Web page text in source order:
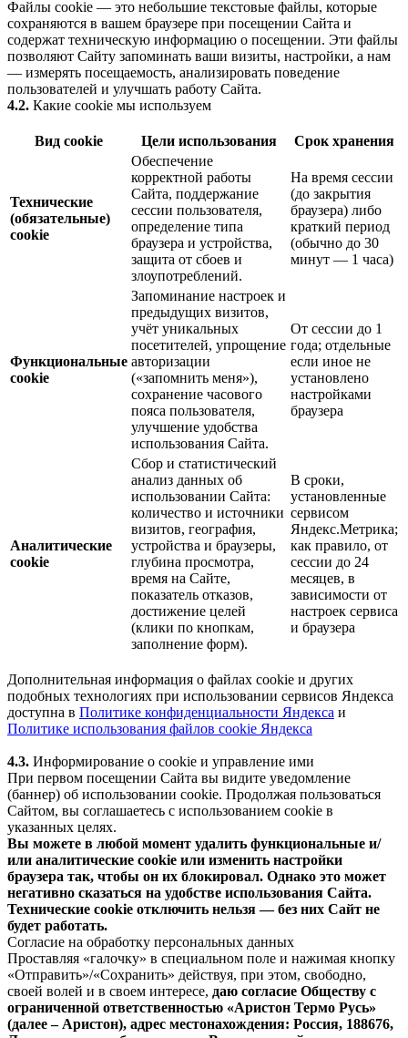
Файлы cookie — это небольшие текстовые файлы, которые
сохраняются в вашем браузере при посещении Сайта и
содержат техническую информацию о посещении. Эти файлы
позволяют Сайту запоминать ваши визиты, настройки, а нам
— измерять посещаемость, анализировать поведение
пользователей и улучшать работу Сайта.
4.2. Какие cookie мы используем
Вид cookie Цели использования Срок хранения
Технические
(обязательные)
cookie
Обеспечение
корректной работы
Сайта, поддержание
сессии пользователя,
определение типа
браузера и устройства,
защита от сбоев и
злоупотреблений.
На время сессии
(до закрытия
браузера) либо
краткий период
(обычно до 30
минут — 1 часа)
Функциональные
cookie
Запоминание настроек и
предыдущих визитов,
учёт уникальных
посетителей, упрощение
авторизации
(«запомнить меня»),
сохранение часового
пояса пользователя,
улучшение удобства
использования Сайта.
От сессии до 1
года; отдельные
если иное не
установлено
настройками
браузера
Аналитические
cookie
Сбор и статистический
анализ данных об
использовании Сайта:
количество и источники
визитов, география,
устройства и браузеры,
глубина просмотра,
время на Сайте,
показатель отказов,
достижение целей
(клики по кнопкам,
заполнение форм).
В сроки,
установленные
сервисом
Яндекс.Метрика;
как правило, от
сессии до 24
месяцев, в
зависимости от
настроек сервиса
и браузера
Дополнительная информация о файлах cookie и других
подобных технологиях при использовании сервисов Яндекса
доступна в Политике конфиденциальности Яндекса и
Политике использования файлов cookie Яндекса
4.3. Информирование о cookie и управление ими
При первом посещении Сайта вы видите уведомление
(баннер) об использовании cookie. Продолжая пользоваться
Сайтом, вы соглашаетесь с использованием cookie в
указанных целях.
Вы можете в любой момент удалить функциональные и/
или аналитические cookie или изменить настройки
браузера так, чтобы он их блокировал. Однако это может
негативно сказаться на удобстве использования Сайта.
Технические cookie отключить нельзя — без них Сайт не
будет работать.
Согласие на обработку персональных данных
Проставляя «галочку» в специальном поле и нажимая кнопку
«Отправить»/«Сохранить» действуя, при этом, свободно,
своей волей и в своем интересе, даю согласие Обществу с
ограниченной ответственностью «Аристон Термо Русь»
(далее – Аристон), адрес местонахождения: Россия, 188676,